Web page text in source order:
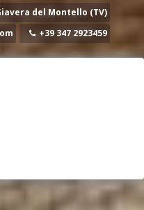
del Montello (TV)
+39 347 2923459